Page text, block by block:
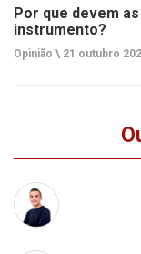
Por que devem
instrumento?
Opinião \ 21 outubro